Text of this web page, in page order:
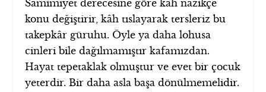
Samimiyet derecesine göre kâh nazikçe
konu değiştirir, kâh tıslayarak tersleriz bu
takepkâr güruhu. Öyle ya daha lohusa
cinleri bile dağılmamıştır kafamızdan.
Hayat tepetaklak olmuştur ve evet bir çocuk
yeterdir. Bir daha asla başa dönülmemelidir.